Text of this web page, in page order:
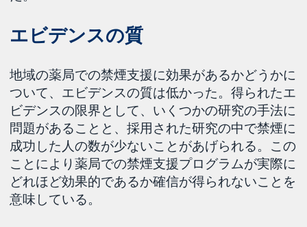
エビデンスの質
地域の薬局での禁煙支援に効果があるかどうかに
ついて、エビデンスの質は低かった。得られたエ
ビデンスの限界として、いくつかの研究の手法に
問題があることと、採用された研究の中で禁煙に
成功した人の数が少ないことがあげられる。この
ことにより薬局での禁煙支援プログラムが実際に
どれほど効果的であるか確信が得られないことを
意味している。